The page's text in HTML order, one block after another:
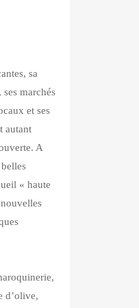
sa
marchés
et ses
autant
A
« haute
d’olive,